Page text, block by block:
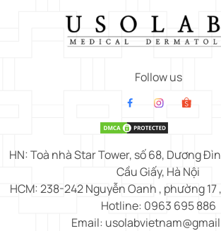
Follow us
HN: Toà nhà Star Tower, số 68, Dương
Cầu Giấy, Hà Nội
HCM: 238-242 Nguyễn Oanh , phường 17
Hotline: 0963 695 886
Email: